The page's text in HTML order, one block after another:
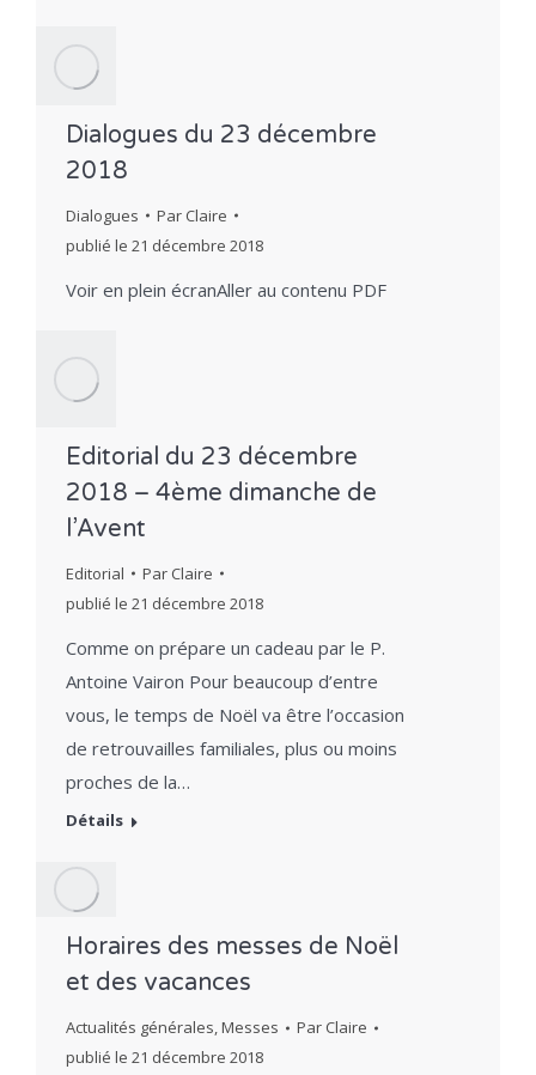
Dialogues du 23 décembre
2018
Dialogues Par Claire
publié le 21 décembre 2018
Voir en plein écranAller au contenu PDF
Editorial du 23 décembre
2018 – 4ème dimanche de
l’Avent
Editorial Par Claire
publié le 21 décembre 2018
Comme on prépare un cadeau par le P.
Antoine Vairon Pour beaucoup d’entre
vous, le temps de Noël va être l’occasion
de retrouvailles familiales, plus ou moins
proches de la…
Détails
Horaires des messes de Noël
et des vacances
Actualités générales,Messes Par Claire
publié le 21 décembre 2018